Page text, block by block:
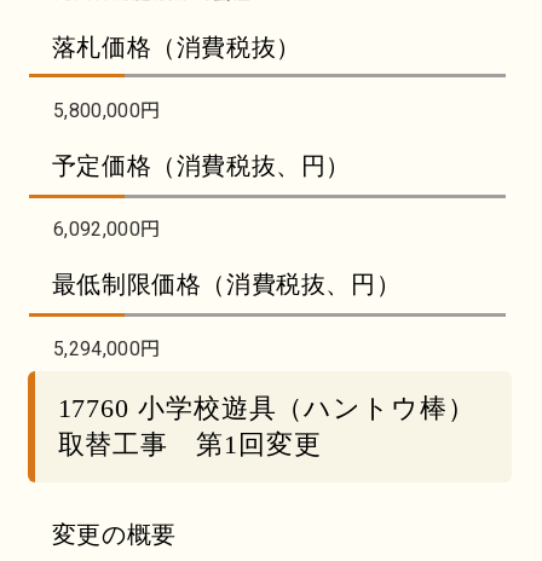
落札価格（消費税抜）
5,800,000円
予定価格（消費税抜、円）
6,092,000円
最低制限価格（消費税抜、円）
5,294,000円
17760 小学校遊具（ハントウ棒）
取替工事 第1回変更
変更の概要